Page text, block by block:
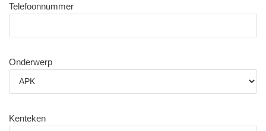
Telefoonnummer
Onderwerp
Kenteken